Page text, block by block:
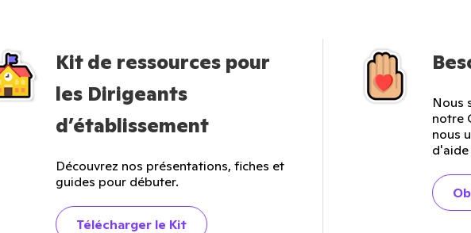
Kit de ressources pour
les Dirigeants
d’établissement
Découvrez nos présentations, fiches et
guides pour débuter.
Télécharger le Kit
Nous
notre
nous